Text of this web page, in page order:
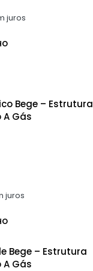
juros
Bege – Estrutura
Gás
juros
Bege – Estrutura
Gás